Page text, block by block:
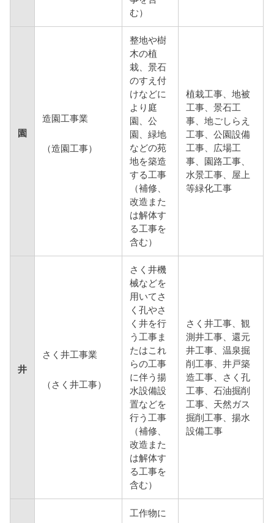
む）
園
造園工事業
（造園工事）
整地や樹
木の植
栽、景石
のすえ付
けなどに
より庭
園、公
園、緑地
などの苑
地を築造
する工事
（補修、
改造また
は解体す
る工事を
含む）
植栽工事、地被
工事、景石工
事、地ごしらえ
工事、公園設備
工事、広場工
事、園路工事、
水景工事、屋上
等緑化工事
井
さく井工事業
（さく井工事）
さく井機
械などを
用いてさ
く孔やさ
く井を行
う工事ま
たはこれ
らの工事
に伴う揚
水設備設
置などを
行う工事
（補修、
改造また
は解体す
る工事を
含む）
さく井工事、観
測井工事、還元
井工事、温泉掘
削工事、井戸築
造工事、さく孔
工事、石油掘削
工事、天然ガス
掘削工事、揚水
設備工事
工作物に